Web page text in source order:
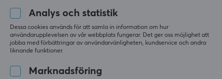
Flöde (max)
56.3 cfm
GARANTI
Producentens garanti
LÄMNA RECENSION
Analys och statistik
Dessa cookies används för att samla in information om hur
användarupplevelsen av vår webbplats fungerar. Det ger oss möjlighet att
jobba med förbättringar av användarvänligheten, kundservice och andra
liknande funktioner.
Marknadsföring